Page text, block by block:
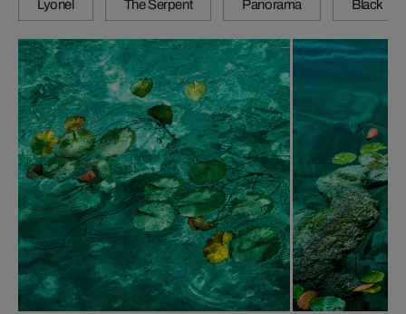
Lyonel The Serpent Panorama Black